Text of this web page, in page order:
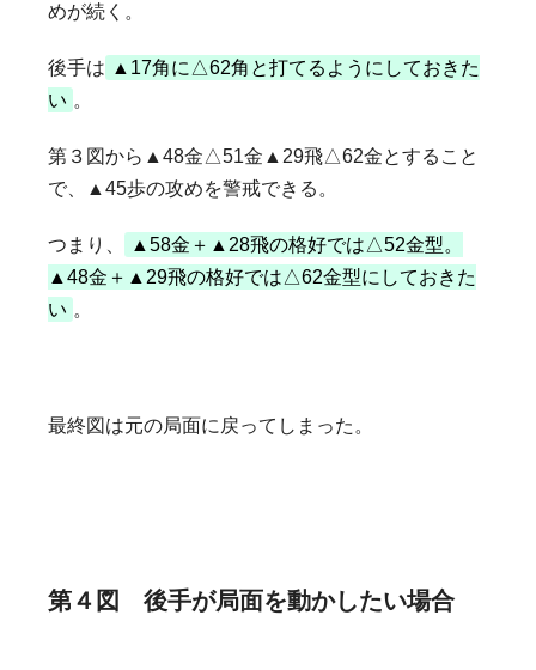
めが続く。
後手は ▲17角に△62角と打てるようにしておきた
い 。
第３図から▲48金△51金▲29飛△62金とすること
で、▲45歩の攻めを警戒できる。
つまり、
▲58金＋▲28飛の格好では△52金型。
▲48金＋▲29飛の格好では△62金型にしておきた
い 。
最終図は元の局面に戻ってしまった。
第４図 後手が局面を動かしたい場合